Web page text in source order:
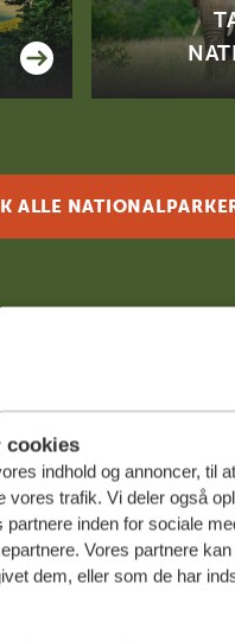
cookies
indhold og annoncer, til
vores trafik. Vi deler også
inden for sociale
Vores partnere
dem, eller som de har
ALLE
Tanzania
du ikke selv at stå for